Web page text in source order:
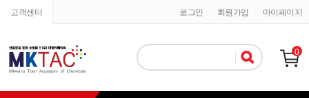
고객센터 마이페이지
회원가입
로그인
0